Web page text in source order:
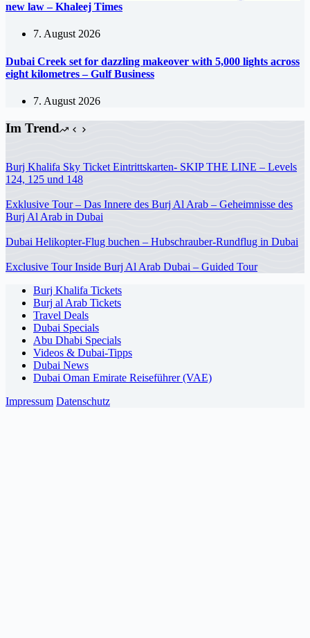
new law – Khaleej Times
7. August 2026
Dubai Creek set for dazzling makeover with 5,000 lights across
eight kilometres – Gulf Business
7. August 2026
Im Trend
Burj Khalifa Sky Ticket Eintrittskarten- SKIP THE LINE – Levels
124, 125 und 148
Exklusive Tour – Das Innere des Burj Al Arab – Geheimnisse des
Burj Al Arab in Dubai
Dubai Helikopter-Flug buchen – Hubschrauber-Rundflug in Dubai
Exclusive Tour Inside Burj Al Arab Dubai – Guided Tour
Burj Khalifa Tickets
Burj al Arab Tickets
Travel Deals
Dubai Specials
Abu Dhabi Specials
Videos & Dubai-Tipps
Dubai News
Dubai Oman Emirate Reiseführer (VAE)
Impressum Datenschutz